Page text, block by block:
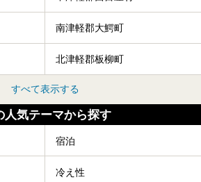
南津軽郡大鰐町
北津軽郡板柳町
すべて表示する
人気テーマから探す
宿泊
冷え性